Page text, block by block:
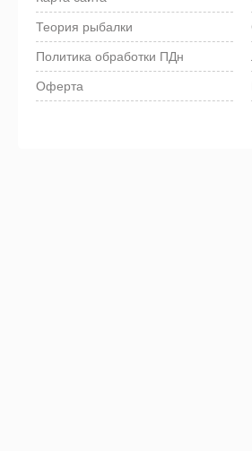
Теория рыбалки
Политика обработки ПДн
Оферта